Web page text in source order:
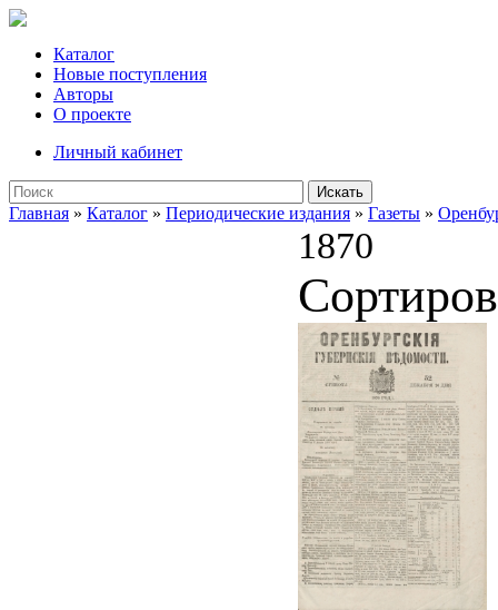
Каталог
Новые поступления
Авторы
О проекте
Личный кабинет
Искать
Главная » Каталог » Периодические издания » Газеты »
1870